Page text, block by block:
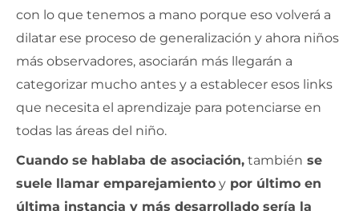
con lo que tenemos a mano porque eso volverá a
dilatar ese proceso de generalización y ahora niños
más observadores, asociarán más llegarán a
categorizar mucho antes y a establecer esos links
que necesita el aprendizaje para potenciarse en
todas las áreas del niño.
Cuando se hablaba de asociación, también se
suele llamar emparejamiento y por último en
última instancia y más desarrollado sería la